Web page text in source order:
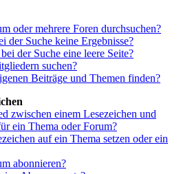
oder mehrere Foren durchsuchen?
der Suche keine Ergebnisse?
der Suche eine leere Seite?
suchen?
Beiträge und Themen finden?
zwischen einem Lesezeichen und
ein Thema oder Forum?
auf ein Thema setzen oder ein
abonnieren?